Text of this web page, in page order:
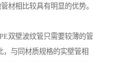
材相比较具有明显的优势。
双壁波纹管只需要较薄的管
，与同材质规格的实壁管相